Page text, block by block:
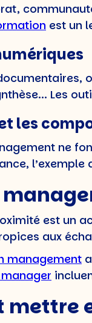
est un
Les
les
ne
est un
aux
management
mettre